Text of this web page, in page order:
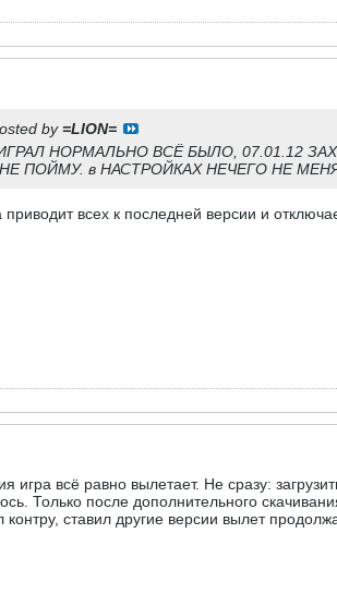
by=LION=
ИГРАЛ НОРМАЛЬНО ВСЁ БЫЛО, 07.01.12
ПОЙМУ. в НАСТРОЙКАХ НЕЧЕГО НЕ
приводит всех к последней версии и
игра всё равно вылетает. Не сразу:
Только после дополнительного
ставил другие версии вылет